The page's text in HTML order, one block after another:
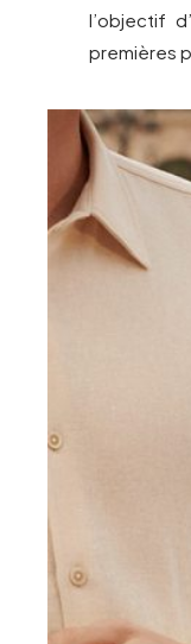
l’objectif
premières